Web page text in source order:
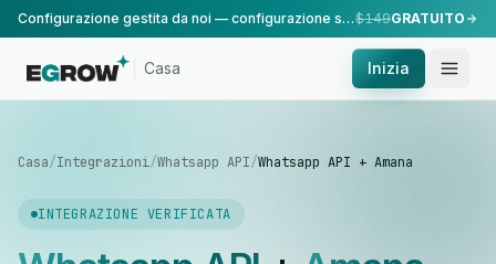
Configurazione gestita da noi — configurazione standard, eseguita dal nostro team.$149GRATUITO
Casa Inizia
Casa/Integrazioni/Whatsapp API/Whatsapp API + Amana
INTEGRAZIONE VERIFICATA